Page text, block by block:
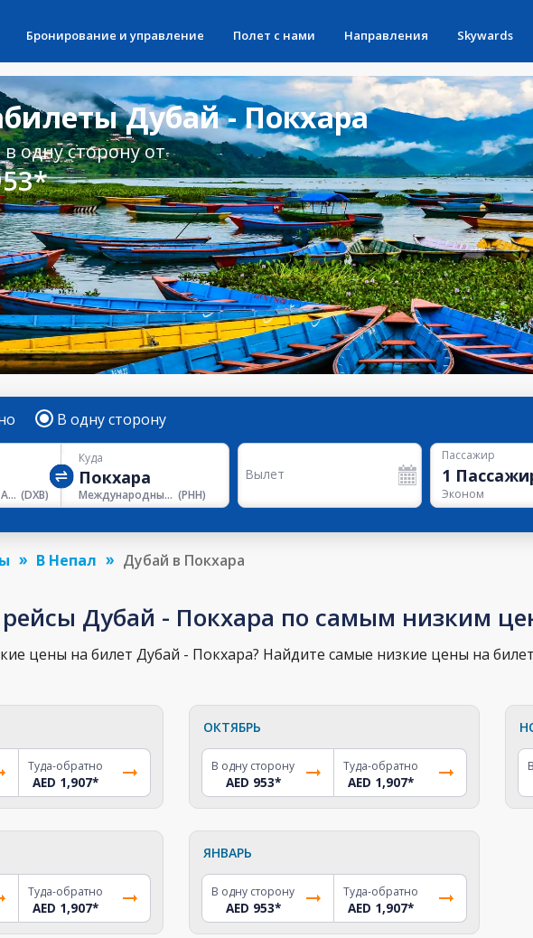
Бронирование и управление Полет с нами Направления Skywards
Дубай - Покхара
одну сторону от
В одну сторону
Международный Аэропорт Дубая (DXB)
Куда
Международный аэропорт Покхары (PHH)
Вылет
Пассажир
1
Эконом
В Непал Дубай в Покхара
Дубай - Покхара по самым низким
цены на билет Дубай - Покхара? Найдите самые низкие цены на
Туда-обратно
AED 1,907*
ОКТЯБРЬ
В одну сторону
AED 953*
Туда-обратно
AED 1,907*
Туда-обратно
AED 1,907*
ЯНВАРЬ
В одну сторону
AED 953*
Туда-обратно
AED 1,907*